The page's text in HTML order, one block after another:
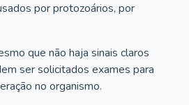
por protozoários, por
que não haja sinais claros
ser solicitados exames para
no organismo.